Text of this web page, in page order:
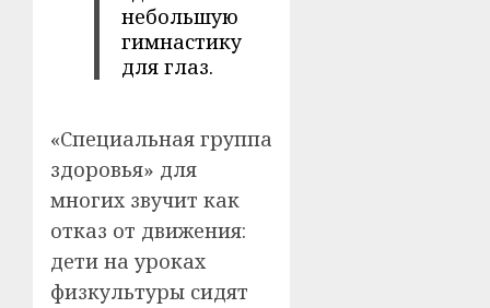
небольшую
гимнастику
для глаз.
«Специальная группа
здоровья» для
многих звучит как
отказ от движения:
дети на уроках
физкультуры сидят